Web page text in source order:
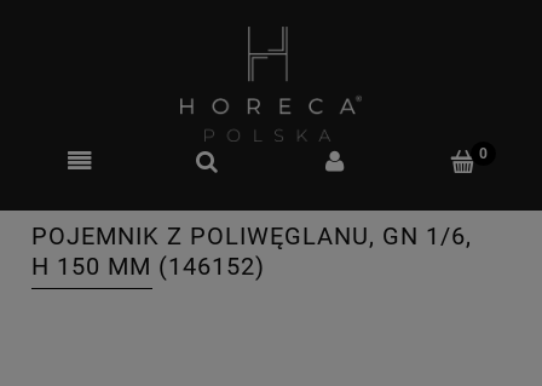
POJEMNIK Z POLIWĘGLANU, GN 1/6,
H 150 MM (146152)